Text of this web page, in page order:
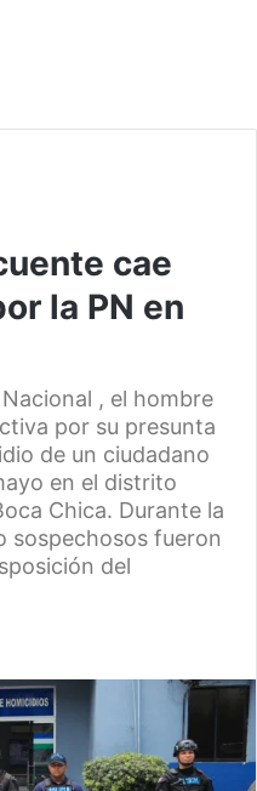
cae
la PN en
, el hombre
por su presunta
de un ciudadano
en el distrito
Chica. Durante la
sospechosos fueron
del